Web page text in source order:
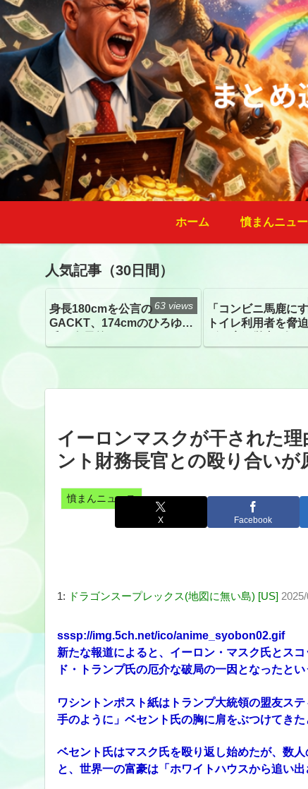
ホーム 憤まんニュ
人気記事（30日間）
身長180cmを公言の
GACKT、174cmのひろゆき
トざわつき イベントでの写
63 views
「コンビニ馬鹿に
トイレ利用者を脅
イーロンマスクが干された
ント財務長官との殴り合いが
憤まんニュース
X Facebook
1: ドラゴンスープレックス(地図に無い島) [US]
sssp://img.5ch.net/ico/anime_syobon02.gif
新たな報道によると、イーロン・マスク氏とス
ド・トランプ氏の厄介な破局の一因となったとい
ワシントンポスト紙はトランプ大統領の盟友ス
手のように」ベセント氏の胸に肩をぶつけてきた
ベセント氏はマスク氏を殴り返し始めたが、数
と、世界一の富豪は「ホワイトハウスから追い出